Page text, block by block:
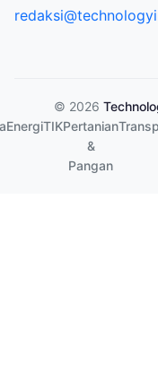
© 2026
EnergiTIKPertanian
&
Pangan